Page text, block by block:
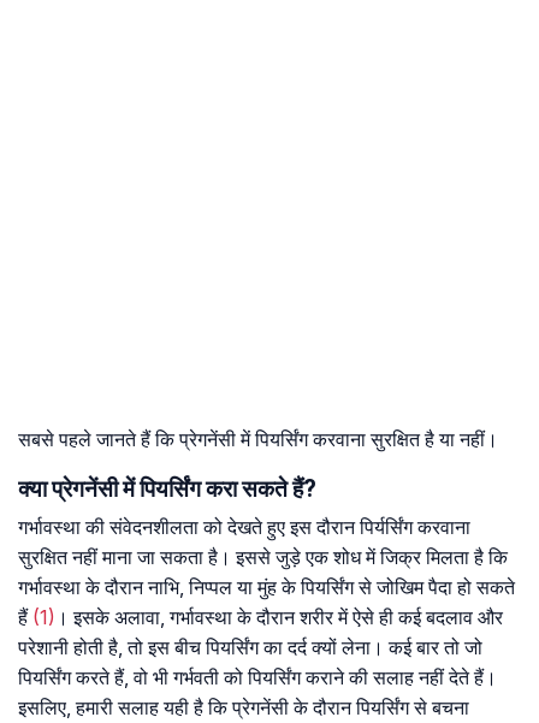
सबसे पहले जानते हैं कि प्रेगनेंसी में पियर्सिंग करवाना सुरक्षित है या नहीं।
क्या प्रेगनेंसी में पियर्सिंग करा सकते हैं?
गर्भावस्था की संवेदनशीलता को देखते हुए इस दौरान पिर्यर्सिंग करवाना
सुरक्षित नहीं माना जा सकता है। इससे जुड़े एक शोध में जिक्र मिलता है कि
गर्भावस्था के दौरान नाभि, निप्पल या मुंह के पियर्सिंग से जोखिम पैदा हो सकते
हैं (1) । इसके अलावा, गर्भावस्था के दौरान शरीर में ऐसे ही कई बदलाव और
परेशानी होती है, तो इस बीच पियर्सिंग का दर्द क्यों लेना। कई बार तो जो
पियर्सिंग करते हैं, वो भी गर्भवती को पियर्सिंग कराने की सलाह नहीं देते हैं।
इसलिए, हमारी सलाह यही है कि प्रेगनेंसी के दौरान पियर्सिंग से बचना